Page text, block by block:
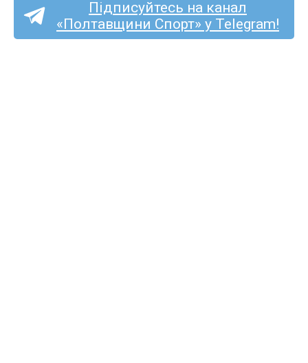
Підписуйтесь на канал
«Полтавщини Спорт» у Telegram!